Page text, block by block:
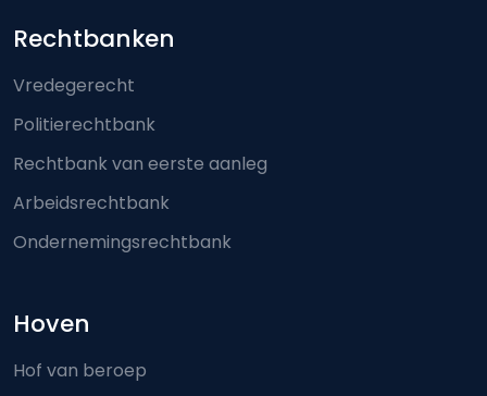
Footer-menu
Rechtbanken
Vredegerecht
Politierechtbank
Rechtbank van eerste aanleg
Arbeidsrechtbank
Ondernemingsrechtbank
Hoven
Hof van beroep